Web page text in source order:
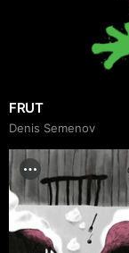
FRUT
Denis Semenov